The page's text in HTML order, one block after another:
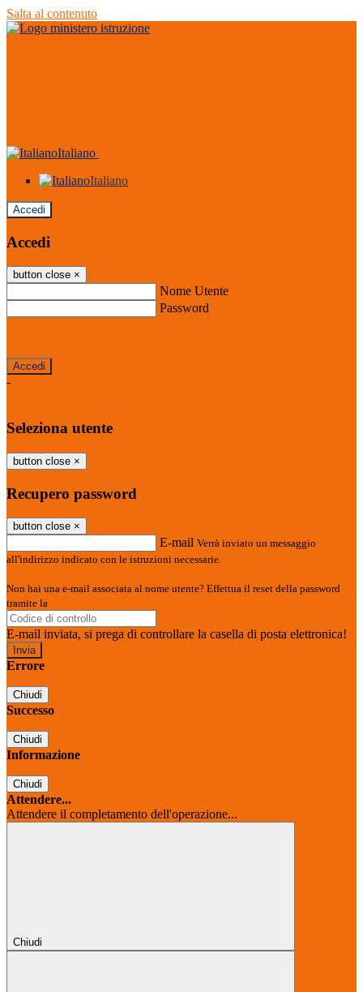
Salta al contenuto
Italiano
Italiano
Accedi
Accedi
button close ×
Nome Utente
Password
-
Seleziona utente
button close ×
Recupero password
button close ×
E-mail Verrà inviato un messaggio
all'indirizzo indicato con le istruzioni necessarie.
Non hai una e-mail associata al nome utente? Effettua il reset della password
tramite la
E-mail inviata, si prega di controllare la casella di posta elettronica!
Errore
Chiudi
Successo
Chiudi
Informazione
Chiudi
Attendere...
Attendere il completamento dell'operazione...
Chiudi